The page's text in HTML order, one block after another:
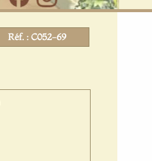
Réf. : C052-69